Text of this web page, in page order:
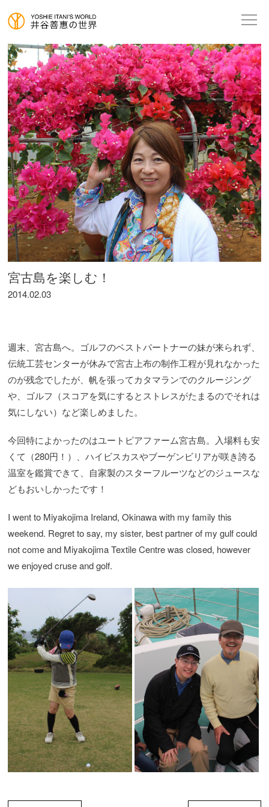
宮古島を楽しむ！
2014.02.03
週末、宮古島へ。ゴルフのベストパートナーの妹が来られず、
伝統工芸センターが休みで宮古上布の制作工程が見れなかった
のが残念でしたが、帆を張ってカタマランでのクルージング
や、ゴルフ（スコアを気にするとストレスがたまるのでそれは
気にしない）など楽しめました。
今回特によかったのはユートピアファーム宮古島。入場料も安
くて（280円！）、ハイビスカスやブーゲンビリアが咲き誇る
温室を鑑賞できて、自家製のスターフルーツなどのジュースな
どもおいしかったです！
I went to Miyakojima Ireland, Okinawa with my family this
weekend. Regret to say, my sister, best partner of my gulf could
not come and Miyakojima Textile Centre was closed, however
we enjoyed cruse and golf.